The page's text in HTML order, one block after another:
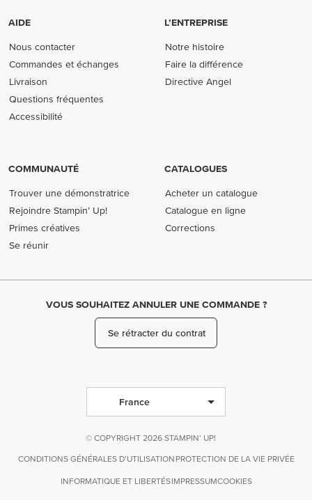
AIDE
Nous contacter
Commandes et échanges
Livraison
Questions fréquentes
Accessibilité
L’ENTREPRISE
Notre histoire
Faire la différence
Directive Angel
COMMUNAUTÉ
Trouver une démonstratrice
Rejoindre Stampin’ Up!
Primes créatives
Se réunir
CATALOGUES
Acheter un catalogue
Catalogue en ligne
Corrections
VOUS SOUHAITEZ ANNULER UNE COMMANDE ?
Se rétracter du contrat
France
© COPYRIGHT 2026 STAMPIN’ UP!
CONDITIONS GÉNÉRALES D’UTILISATION PROTECTION DE LA VIE PRIVÉE
INFORMATIQUE ET LIBERTÉSIMPRESSUMCOOKIES